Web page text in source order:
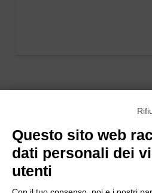
Questo sito web
dati personali dei
utenti